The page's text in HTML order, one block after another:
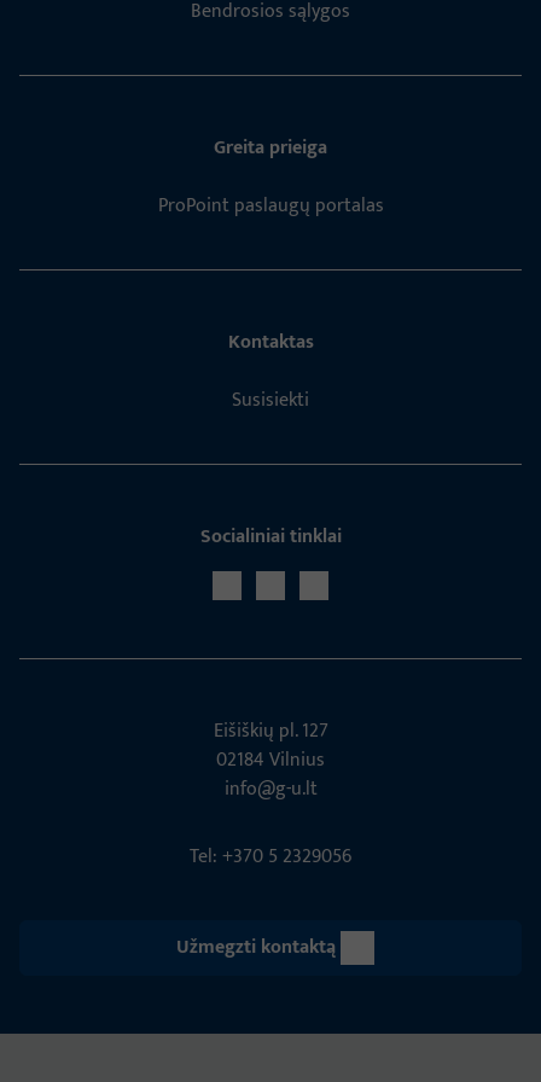
Bendrosios sąlygos
Greita prieiga
ProPoint paslaugų portalas
Kontaktas
Susisiekti
Socialiniai tinklai
Eišiškių pl. 127
02184 Vil­nius
info@g-u.lt
Tel: +370 5 2329056
Užmegzti kontaktą